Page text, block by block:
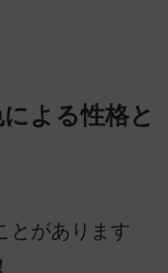
よる性格と
とがあります